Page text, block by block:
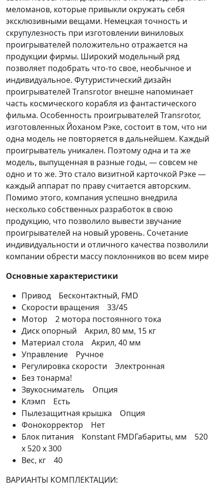
меломанов, которые привыкли окружать себя
эксклюзивными вещами. Немецкая точность и
скрупулезность при изготовлении виниловых
проигрывателей положительно отражается на
продукции фирмы. Широкий модельный ряд
позволяет подобрать что-то свое, необычное и
индивидуальное. Футуристический дизайн
проигрывателей Transrotor внешне напоминает
часть космического корабля из фантастического
фильма. Особенность проигрывателей Transrotor,
изготовленных Йоханом Рэке, состоит в том, что ни
одна модель не повторяется в дальнейшем. Каждый
проигрыватель уникален. Поэтому одна и та же
модель, выпущенная в разные годы, — совсем не
одно и то же. Это стало визитной карточкой Рэке —
каждый аппарат по праву считается авторским.
Помимо этого, компания успешно внедрила
несколько собственных разработок в свою
продукцию, что позволило вывести звучание
проигрывателей на новый уровень. Сочетание
индивидуальности и отличного качества позволили
компании обрести массу поклонников во всем мире
Основные характеристики
Привод Бесконтактный, FMD
Скорости вращения 33/45
Мотор 2 мотора постоянного тока
Диск опорный Акрил, 80 мм, 15 кг
Материал стола Акрил, 40 мм
Управление Ручное
Регулировка скорости Электронная
Без тонарма!
Звукосниматель Опция
Клэмп Есть
Пылезащитная крышка Опция
Фонокорректор Нет
Блок питания Konstant FMDГабариты, мм 520
x 520 x 300
Вес, кг 40
ВАРИАНТЫ КОМПЛЕКТАЦИИ: